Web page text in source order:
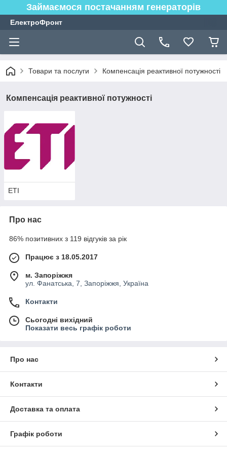
Займаємося постачанням генераторів
ЕлектроФронт
Товари та послуги Компенсація реактивної потужності
Компенсація реактивної потужності
ETI
Про нас
86% позитивних з 119 відгуків за рік
Працює з 18.05.2017
м. Запоріжжя
ул. Фанатська, 7, Запоріжжя, Україна
Контакти
Сьогодні вихідний
Показати весь графік роботи
Про нас
Контакти
Доставка та оплата
Графік роботи